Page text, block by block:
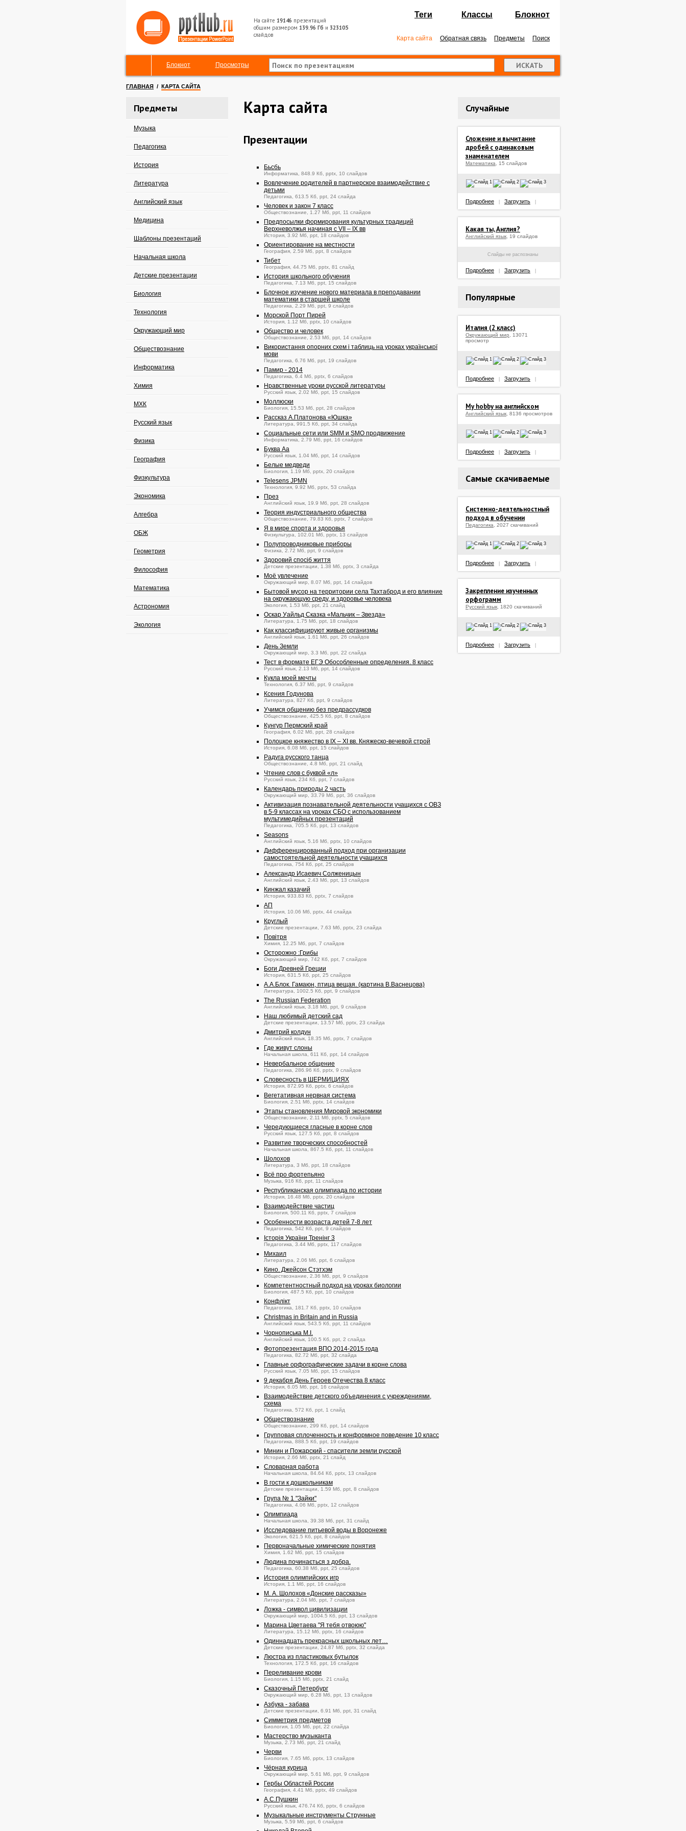
На сайте 19146 презентаций
общим размером 139.96 Гб и 323105
слайдов
Теги Классы Блокнот
Карта сайта Обратная связь Предметы Поиск
Блокнот Просмотры
ГЛАВНАЯ / КАРТА САЙТА
Предметы
Музыка
Педагогика
История
Литература
Английский язык
Медицина
Шаблоны презентаций
Начальная школа
Детские презентации
Биология
Технология
Окружающий мир
Обществознание
Информатика
Химия
МХК
Русский язык
Физика
География
Физкультура
Экономика
Алгебра
ОБЖ
Геометрия
Философия
Математика
Астрономия
Экология
Карта сайта
Презентации
Бьсбь
Информатика, 848.9 Кб, pptx, 10 слайдов
Вовлечение родителей в партнерское взаимодействие с
детьми
Педагогика, 613.5 Кб, ppt, 24 слайда
Человек и закон 7 класс
Обществознание, 1.27 Мб, ppt, 11 слайдов
Предпосылки формирования культурных традиций
Верхневолжья начиная с VII – IХ вв
История, 3.92 Мб, ppt, 18 слайдов
Ориентирование на местности
География, 2.59 Мб, ppt, 8 слайдов
Тибет
География, 44.75 Мб, pptx, 81 слайд
История школьного обучения
Педагогика, 7.13 Мб, ppt, 15 слайдов
Блочное изучение нового материала в преподавании
математики в старшей школе
Педагогика, 2.29 Мб, ppt, 9 слайдов
Морской Порт Пирей
История, 1.12 Мб, pptx, 10 слайдов
Общество и человек
Обществознание, 2.53 Мб, ppt, 14 слайдов
Використання опорних схем і таблиць на уроках української
мови
Педагогика, 6.76 Мб, ppt, 19 слайдов
Памир - 2014
Педагогика, 6.4 Мб, pptx, 6 слайдов
Нравственные уроки русской литературы
Русский язык, 2.02 Мб, ppt, 15 слайдов
Моллюски
Биология, 15.53 Мб, ppt, 28 слайдов
Рассказ А.Платонова «Юшка»
Литература, 991.5 Кб, ppt, 34 слайда
Социальные сети или SMM и SMO продвижение
Информатика, 2.79 Мб, ppt, 16 слайдов
Буква Аа
Русский язык, 1.04 Мб, ppt, 14 слайдов
Белые медведи
Биология, 1.19 Мб, pptx, 20 слайдов
Telesens JPMN
Технология, 9.92 Мб, pptx, 53 слайда
През
Английский язык, 19.9 Мб, ppt, 28 слайдов
Теория индустриального общества
Обществознание, 79.83 Кб, pptx, 7 слайдов
Я в мире спорта и здоровья
Физкультура, 102.01 Мб, pptx, 13 слайдов
Полупроводниковые приборы
Физика, 2.72 Мб, ppt, 9 слайдов
Здоровий спосіб життя
Детские презентации, 1.38 Мб, pptx, 3 слайда
Моё увлечение
Окружающий мир, 8.07 Мб, ppt, 14 слайдов
Бытовой мусор на территории села Тахтаброд и его влияние
на окружающую среду, и здоровье человека
Экология, 1.53 Мб, ppt, 21 слайд
Оскар Уайльд Сказка «Мальчик – Звезда»
Литература, 1.75 Мб, ppt, 18 слайдов
Как классифицируют живые организмы
Английский язык, 1.61 Мб, ppt, 26 слайдов
День Земли
Окружающий мир, 3.3 Мб, ppt, 22 слайда
Тест в формате ЕГЭ Обособленные определения. 8 класс
Русский язык, 2.13 Мб, ppt, 14 слайдов
Кукла моей мечты
Технология, 6.37 Мб, ppt, 9 слайдов
Ксения Годунова
Литература, 827 Кб, ppt, 9 слайдов
Учимся общению без предрассудков
Обществознание, 425.5 Кб, ppt, 8 слайдов
Кунгур Пермский край
География, 6.02 Мб, ppt, 28 слайдов
Полоцкое княжество в IX – XI вв. Княжеско-вечевой строй
История, 6.08 Мб, ppt, 15 слайдов
Радуга русского танца
Обществознание, 4.8 Мб, ppt, 21 слайд
Чтение слов с буквой «л»
Русский язык, 234 Кб, ppt, 7 слайдов
Календарь природы 2 часть
Окружающий мир, 33.79 Мб, ppt, 36 слайдов
Активизация познавательной деятельности учащихся с ОВЗ
в 5-9 классах на уроках СБО с использованием
мультимедийных презентаций
Педагогика, 705.5 Кб, ppt, 13 слайдов
Seasons
Английский язык, 5.16 Мб, pptx, 10 слайдов
Дифференцированный подход при организации
самостоятельной деятельности учащихся
Педагогика, 754 Кб, ppt, 25 слайдов
Александр Исаевич Солженицын
Английский язык, 2.43 Мб, ppt, 13 слайдов
Кинжал казачий
История, 933.83 Кб, pptx, 7 слайдов
АП
История, 10.06 Мб, pptx, 44 слайда
Круглый
Детские презентации, 7.63 Мб, pptx, 23 слайда
Повітря
Химия, 12.25 Мб, ppt, 7 слайдов
Осторожно :Грибы
Окружающий мир, 742 Кб, ppt, 7 слайдов
Боги Древней Греции
История, 631.5 Кб, ppt, 25 слайдов
А.А.Блок. Гамаюн, птица вещая. (картина В.Васнецова)
Литература, 1002.5 Кб, ppt, 9 слайдов
The Russian Federation
Английский язык, 3.18 Мб, ppt, 9 слайдов
Наш любимый детский сад
Детские презентации, 13.57 Мб, pptx, 23 слайда
Дмитрий колдун
Английский язык, 18.35 Мб, pptx, 7 слайдов
Где живут слоны
Начальная школа, 611 Кб, ppt, 14 слайдов
Невербальное общение
Педагогика, 286.96 Кб, pptx, 9 слайдов
Словесность в ШЕРМИЦИЯХ
История, 872.95 Кб, pptx, 6 слайдов
Вегетативная нервная система
Биология, 2.51 Мб, pptx, 14 слайдов
Этапы становления Мировой экономики
Обществознание, 2.11 Мб, pptx, 5 слайдов
Чередующиеся гласные в корне слов
Русский язык, 127.5 Кб, ppt, 8 слайдов
Развитие творческих способностей
Начальная школа, 867.5 Кб, ppt, 11 слайдов
Шолохов
Литература, 3 Мб, ppt, 18 слайдов
Всё про фортепьяно
Музыка, 916 Кб, ppt, 11 слайдов
Республиканская олимпиада по истории
История, 16.48 Мб, pptx, 20 слайдов
Взаимодействие частиц
Биология, 500.11 Кб, pptx, 7 слайдов
Особенности возраста детей 7-8 лет
Педагогика, 542 Кб, ppt, 9 слайдов
Історія України Тренінг 3
Педагогика, 3.44 Мб, pptx, 117 слайдов
Михаил
Литература, 2.06 Мб, ppt, 6 слайдов
Кино. Джейсон Стэтхэм
Обществознание, 2.36 Мб, ppt, 9 слайдов
Компетентностный подход на уроках биологии
Биология, 487.5 Кб, ppt, 10 слайдов
Конфлікт
Педагогика, 181.7 Кб, pptx, 10 слайдов
Christmas in Britain and in Russia
Английский язык, 543.5 Кб, ppt, 11 слайдов
Чорнописька М.І.
Английский язык, 100.5 Кб, ppt, 2 слайда
Фотопрезентация ВПО 2014-2015 года
Педагогика, 82.72 Мб, ppt, 32 слайда
Главные орфографические задачи в корне слова
Русский язык, 7.05 Мб, ppt, 15 слайдов
9 декабря День Героев Отечества 8 класс
История, 6.05 Мб, ppt, 16 слайдов
Взаимодействие детского объединения с учреждениями,
схема
Педагогика, 572 Кб, ppt, 1 слайд
Обществознание
Обществознание, 299 Кб, ppt, 14 слайдов
Групповая сплоченность и конформное поведение 10 класс
Педагогика, 888.5 Кб, ppt, 19 слайдов
Минин и Пожарский - спасители земли русской
История, 2.66 Мб, pptx, 21 слайд
Словарная работа
Начальная школа, 84.64 Кб, pptx, 13 слайдов
В гости к дошкольникам
Детские презентации, 1.59 Мб, ppt, 8 слайдов
Група № 1 "Зайки"
Педагогика, 4.06 Мб, pptx, 12 слайдов
Олимпиада
Начальная школа, 39.38 Мб, ppt, 31 слайд
Исследование питьевой воды в Воронеже
Экология, 621.5 Кб, ppt, 8 слайдов
Первоначальные химические понятия
Химия, 1.62 Мб, ppt, 15 слайдов
Людина починається з добра.
Педагогика, 60.38 Мб, ppt, 25 слайдов
История олимпийских игр
История, 1.1 Мб, ppt, 16 слайдов
М. А. Шолохов «Донские рассказы»
Литература, 2.04 Мб, ppt, 7 слайдов
Ложка - символ цивилизации
Окружающий мир, 1004.5 Кб, ppt, 13 слайдов
Марина Цветаева "Я тебя отвоюю"
Литература, 15.12 Мб, pptx, 16 слайдов
Одиннадцать прекрасных школьных лет…
Детские презентации, 24.87 Мб, pptx, 32 слайда
Люстра из пластиковых бутылок
Технология, 172.5 Кб, ppt, 16 слайдов
Переливание крови
Биология, 1.15 Мб, pptx, 21 слайд
Сказочный Петербург
Окружающий мир, 6.28 Мб, ppt, 13 слайдов
Азбука - забава
Детские презентации, 6.91 Мб, ppt, 31 слайд
Симметрия предметов
Биология, 1.05 Мб, ppt, 22 слайда
Мастерство музыканта
Музыка, 2.73 Мб, ppt, 21 слайд
Черви
Биология, 7.65 Мб, pptx, 13 слайдов
Чёрная курица
Окружающий мир, 5.61 Мб, ppt, 9 слайдов
Гербы Областей России
География, 4.41 Мб, pptx, 49 слайдов
А.С.Пушкин
Русский язык, 476.74 Кб, pptx, 6 слайдов
Музыкальные инструменты Струнные
Музыка, 5.59 Мб, ppt, 6 слайдов
Случайные
Сложение и вычитание
дробей с одинаковым
знаменателем
Математика , 15 слайдов
Подробнее Загрузить
Какая ты, Англия?
Английский язык , 19 слайдов
Слайды не распознаны
Подробнее Загрузить
Популярные
Италия (2 класс)
Окружающий мир , 13071
просмотр
Подробнее Загрузить
My hobby на английском
Английский язык , 8136 просмотров
Подробнее Загрузить
Самые скачиваемые
Системно-деятельностный
подход в обучении
Педагогика , 2027 скачиваний
Подробнее Загрузить
Закрепление изученных
орфограмм
Русский язык , 1820 скачиваний
Подробнее Загрузить